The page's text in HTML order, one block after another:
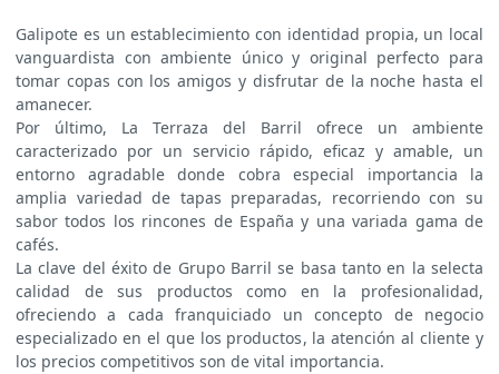
Galipote es un establecimiento con identidad propia, un local
vanguardista con ambiente único y original perfecto para
tomar copas con los amigos y disfrutar de la noche hasta el
amanecer.
Por último, La Terraza del Barril ofrece un ambiente
caracterizado por un servicio rápido, eficaz y amable, un
entorno agradable donde cobra especial importancia la
amplia variedad de tapas preparadas, recorriendo con su
sabor todos los rincones de España y una variada gama de
cafés.
La clave del éxito de Grupo Barril se basa tanto en la selecta
calidad de sus productos como en la profesionalidad,
ofreciendo a cada franquiciado un concepto de negocio
especializado en el que los productos, la atención al cliente y
los precios competitivos son de vital importancia.